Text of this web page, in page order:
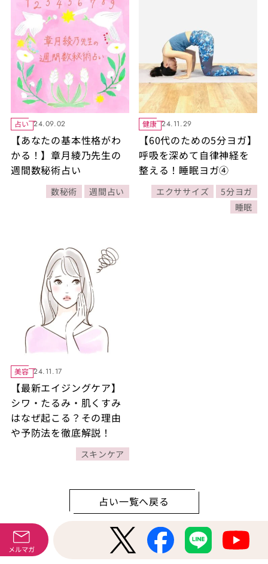
占い 24.09.02
【あなたの基本性格がわ
かる！】章月綾乃先生の
週間数秘術占い
数秘術 週間占い
健康 24.11.29
【60代のための5分ヨガ】
呼吸を深めて自律神経を
整える！睡眠ヨガ④
エクササイズ
5分ヨガ
睡眠
美容 24.11.17
【最新エイジングケア】
シワ・たるみ・肌くすみ
はなぜ起こる？その理由
や予防法を徹底解説！
スキンケア
占い一覧へ戻る
メルマガ